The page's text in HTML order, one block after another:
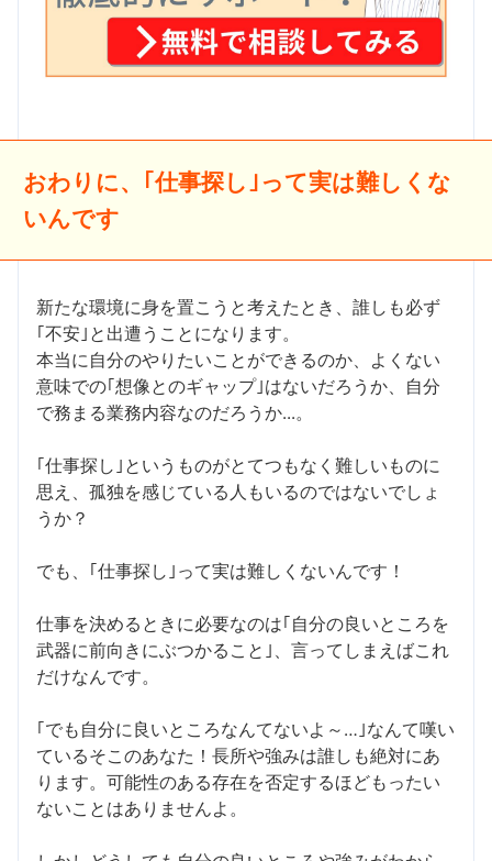
おわりに、｢仕事探し｣って実は難しくな
いんです
新たな環境に身を置こうと考えたとき、誰しも必ず
｢不安｣と出遭うことになります。
本当に自分のやりたいことができるのか、よくない
意味での｢想像とのギャップ｣はないだろうか、自分
で務まる業務内容なのだろうか...。
｢仕事探し｣というものがとてつもなく難しいものに
思え、孤独を感じている人もいるのではないでしょ
うか？
でも、｢仕事探し｣って実は難しくないんです！
仕事を決めるときに必要なのは｢自分の良いところを
武器に前向きにぶつかること｣、言ってしまえばこれ
だけなんです。
｢でも自分に良いところなんてないよ～…｣なんて嘆い
ているそこのあなた！長所や強みは誰しも絶対にあ
ります。可能性のある存在を否定するほどもったい
ないことはありませんよ。